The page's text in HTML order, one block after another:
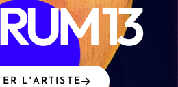
13
L'ARTISTE